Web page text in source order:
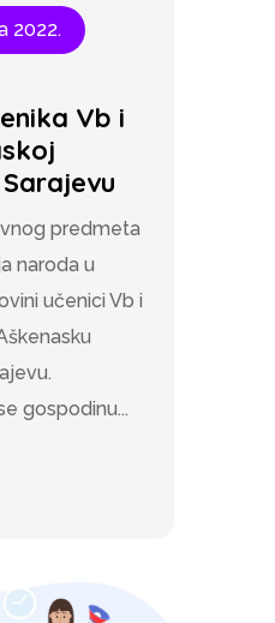
2022.
Vb i
predmeta
naroda u
učenici Vb i
gospodinu...